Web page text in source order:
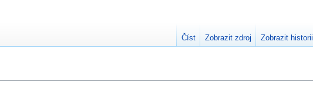
Číst Zobrazit zdroj Zobrazit historii